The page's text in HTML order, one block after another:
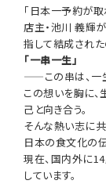
「日本一予約が取
店主・池川 義輝
指して結成された
「一串一生」
——この串は、一
この想いを胸に、
己と向き合う。
そんな熱い志に
日本の食文化の伝
現在、国内外に
しています。